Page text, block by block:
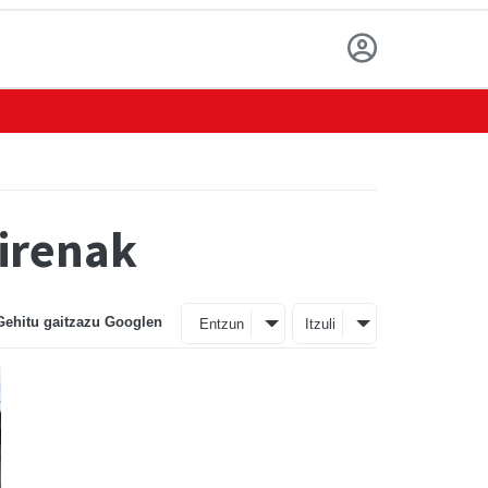
gaitzazu Googlen Entzun Itzuli